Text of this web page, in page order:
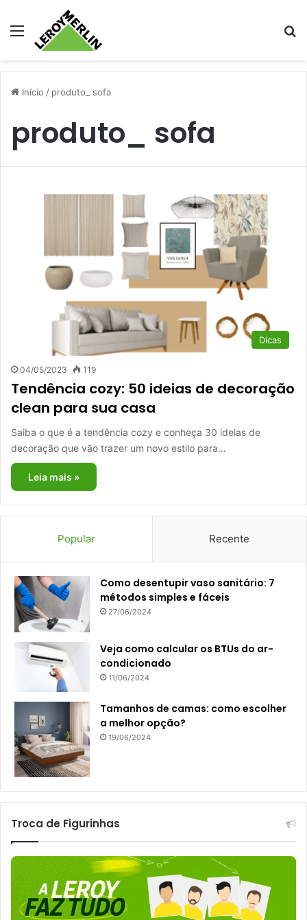
Menu
Início / produto_ sofa
produto_ sofa
Dicas
04/05/2023 119
Tendência cozy: 50 ideias de decoração
clean para sua casa
Saiba o que é a tendência cozy e conheça 30 ideias de
decoração que vão trazer um novo estilo para…
Leia mais »
Popular Recente
Como desentupir vaso sanitário: 7
métodos simples e fáceis
27/06/2024
Veja como calcular os BTUs do ar-
condicionado
11/06/2024
Tamanhos de camas: como escolher
a melhor opção?
19/06/2024
Troca de Figurinhas